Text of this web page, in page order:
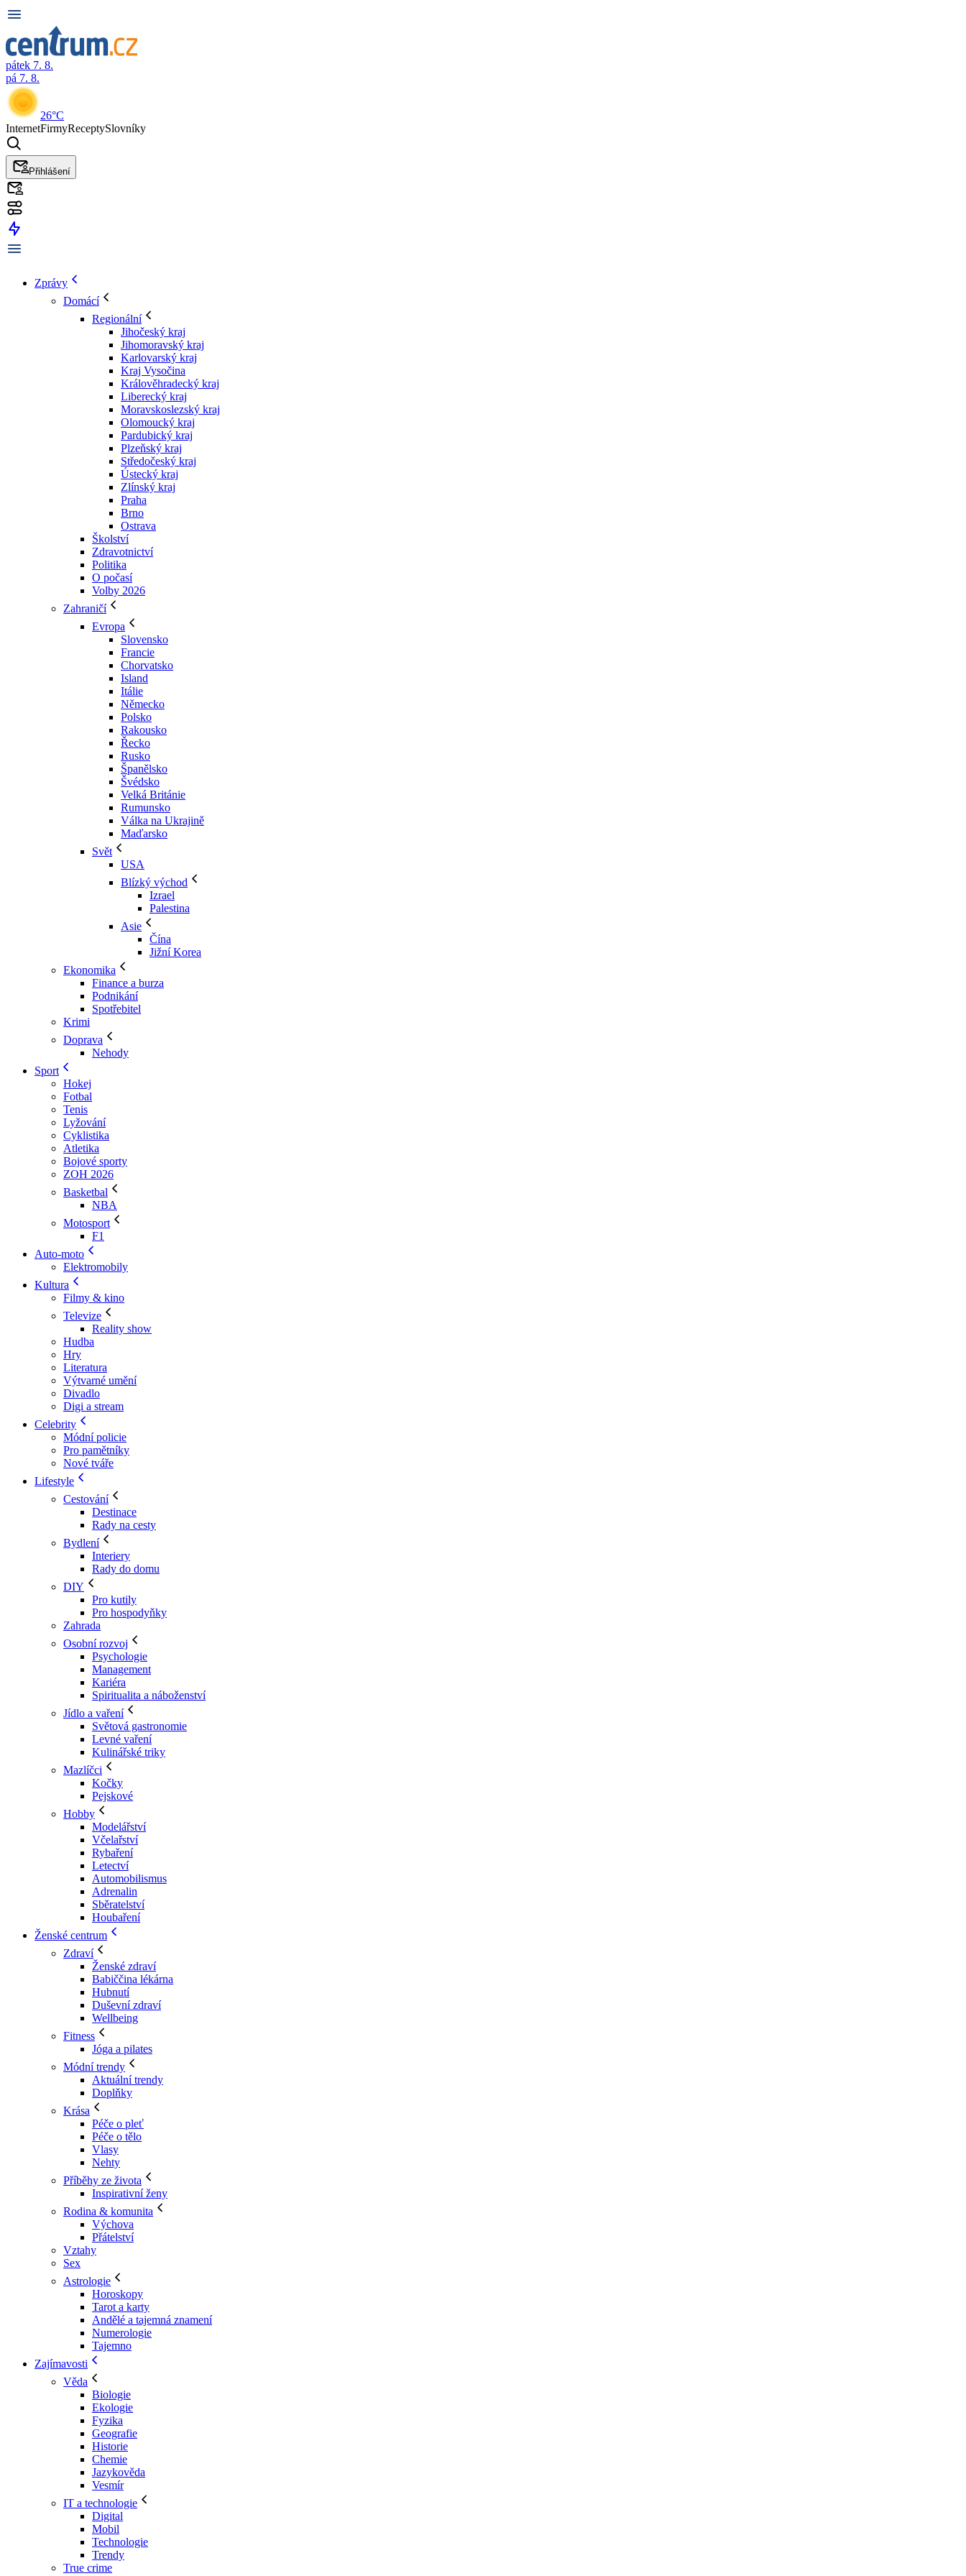
pátek 7. 8.
pá 7. 8.
26°C
InternetFirmyReceptySlovníky
Přihlášení
Zprávy
Domácí
Regionální
Jihočeský kraj
Jihomoravský kraj
Karlovarský kraj
Kraj Vysočina
Králověhradecký kraj
Liberecký kraj
Moravskoslezský kraj
Olomoucký kraj
Pardubický kraj
Plzeňský kraj
Středočeský kraj
Ústecký kraj
Zlínský kraj
Praha
Brno
Ostrava
Školství
Zdravotnictví
Politika
O počasí
Volby 2026
Zahraničí
Evropa
Slovensko
Francie
Chorvatsko
Island
Itálie
Německo
Polsko
Rakousko
Řecko
Rusko
Španělsko
Švédsko
Velká Británie
Rumunsko
Válka na Ukrajině
Maďarsko
Svět
USA
Blízký východ
Izrael
Palestina
Asie
Čína
Jižní Korea
Ekonomika
Finance a burza
Podnikání
Spotřebitel
Krimi
Doprava
Nehody
Sport
Hokej
Fotbal
Tenis
Lyžování
Cyklistika
Atletika
Bojové sporty
ZOH 2026
Basketbal
NBA
Motosport
F1
Auto-moto
Elektromobily
Kultura
Filmy & kino
Televize
Reality show
Hudba
Hry
Literatura
Výtvarné umění
Divadlo
Digi a stream
Celebrity
Módní policie
Pro pamětníky
Nové tváře
Lifestyle
Cestování
Destinace
Rady na cesty
Bydlení
Interiery
Rady do domu
DIY
Pro kutily
Pro hospodyňky
Zahrada
Osobní rozvoj
Psychologie
Management
Kariéra
Spiritualita a náboženství
Jídlo a vaření
Světová gastronomie
Levné vaření
Kulinářské triky
Mazlíčci
Kočky
Pejskové
Hobby
Modelářství
Včelařství
Rybaření
Letectví
Automobilismus
Adrenalin
Sběratelství
Houbaření
Ženské centrum
Zdraví
Ženské zdraví
Babiččina lékárna
Hubnutí
Duševní zdraví
Wellbeing
Fitness
Jóga a pilates
Módní trendy
Aktuální trendy
Doplňky
Krása
Péče o pleť
Péče o tělo
Vlasy
Nehty
Příběhy ze života
Inspirativní ženy
Rodina & komunita
Výchova
Přátelství
Vztahy
Sex
Astrologie
Horoskopy
Tarot a karty
Andělé a tajemná znamení
Numerologie
Tajemno
Zajímavosti
Věda
Biologie
Ekologie
Fyzika
Geografie
Historie
Chemie
Jazykověda
Vesmír
IT a technologie
Digital
Mobil
Technologie
Trendy
True crime